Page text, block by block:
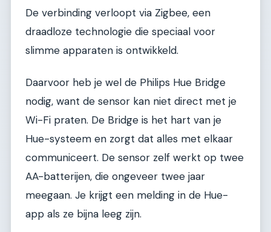
De verbinding verloopt via Zigbee, een
draadloze technologie die speciaal voor
slimme apparaten is ontwikkeld.
Daarvoor heb je wel de Philips Hue Bridge
nodig, want de sensor kan niet direct met je
Wi-Fi praten. De Bridge is het hart van je
Hue-systeem en zorgt dat alles met elkaar
communiceert. De sensor zelf werkt op twee
AA-batterijen, die ongeveer twee jaar
meegaan. Je krijgt een melding in de Hue-
app als ze bijna leeg zijn.